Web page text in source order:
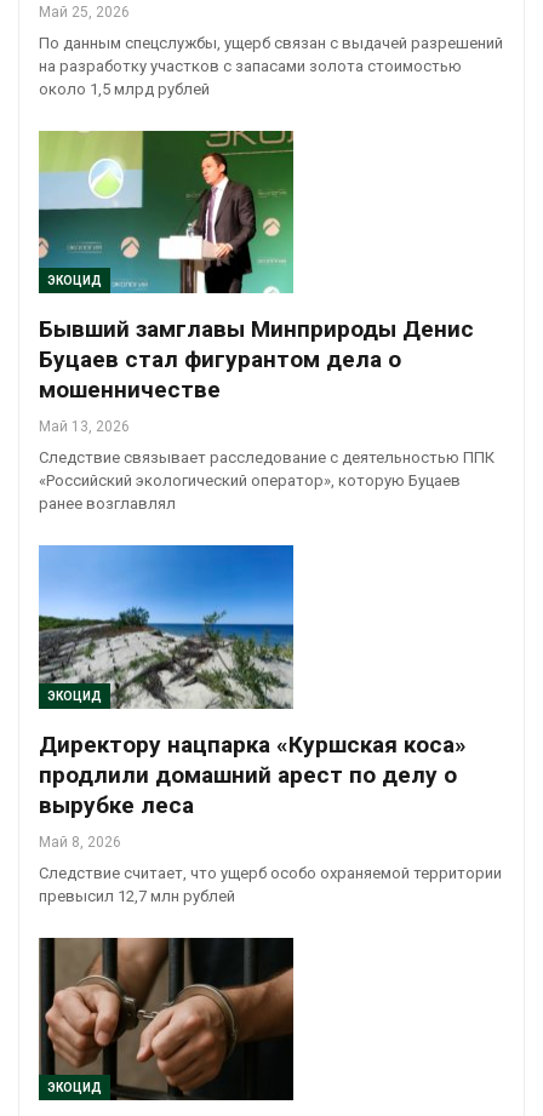
Май 25, 2026
По данным спецслужбы, ущерб связан с выдачей разрешений
на разработку участков с запасами золота стоимостью
около 1,5 млрд рублей
ЭКОЦИД
Бывший замглавы Минприроды Денис
Буцаев стал фигурантом дела о
мошенничестве
Май 13, 2026
Следствие связывает расследование с деятельностью ППК
«Российский экологический оператор», которую Буцаев
ранее возглавлял
ЭКОЦИД
Директору нацпарка «Куршская коса»
продлили домашний арест по делу о
вырубке леса
Май 8, 2026
Следствие считает, что ущерб особо охраняемой территории
превысил 12,7 млн рублей
ЭКОЦИД